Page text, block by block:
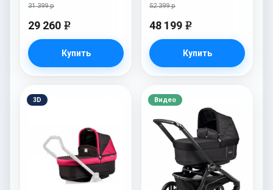
31 399 р
29 260 e
Купить
52 399 р
48 199 e
Купить
3D Видео